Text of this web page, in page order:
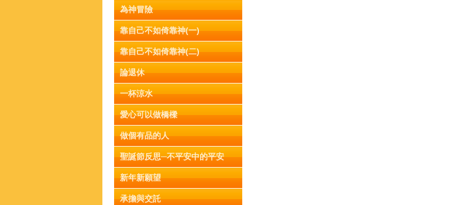
為神冒險
靠自己不如倚靠神(一)
靠自己不如倚靠神(二)
論退休
一杯涼水
愛心可以做橋樑
做個有品的人
聖誕節反思─不平安中的平安
新年新願望
承擔與交託